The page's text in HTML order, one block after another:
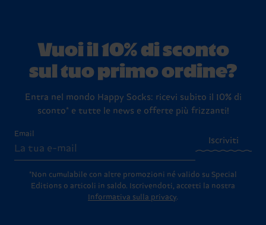
Vuoi il 10% di sconto
sul tuo primo ordine?
Entra nel mondo Happy Socks: ricevi subito il 10% di
sconto* e tutte le news e offerte più frizzanti!
Email
Iscriviti
*Non cumulabile con altre promozioni né valido su Special
Editions o articoli in saldo.
Iscrivendoti, accetti la nostra
Informativa sulla privacy.